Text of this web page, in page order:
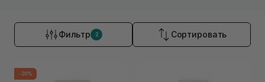
Фильтр 2 Сортировать
-20%